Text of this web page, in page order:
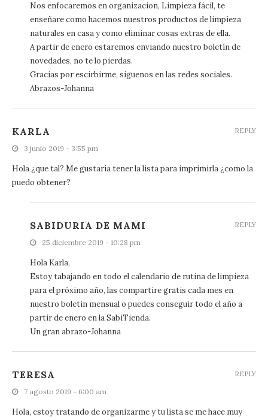
Nos enfocaremos en organizacion, Limpieza fácil, te
enseñare como hacemos nuestros productos de limpieza
naturales en casa y como eliminar cosas extras de ella.
A partir de enero estaremos enviando nuestro boletín de
novedades, no te lo pierdas.
Gracias por escirbirme, siguenos en las redes sociales.
Abrazos-Johanna
KARLA
3 junio 2019 - 3:55 pm
Hola ¿que tal? Me gustaría tener la lista para imprimirla ¿como la
puedo obtener?
REPLY
SABIDURIA DE MAMI
25 diciembre 2019 - 10:28 pm
Hola Karla,
Estoy tabajando en todo el calendario de rutina de limpieza
para el próximo año, las compartire gratis cada mes en
nuestro boletin mensual o puedes conseguir todo el año a
partir de enero en la SabiTienda.
Un gran abrazo-Johanna
REPLY
TERESA
7 agosto 2019 - 6:00 am
Hola, estoy tratando de organizarme y tu lista se me hace muy
REPLY